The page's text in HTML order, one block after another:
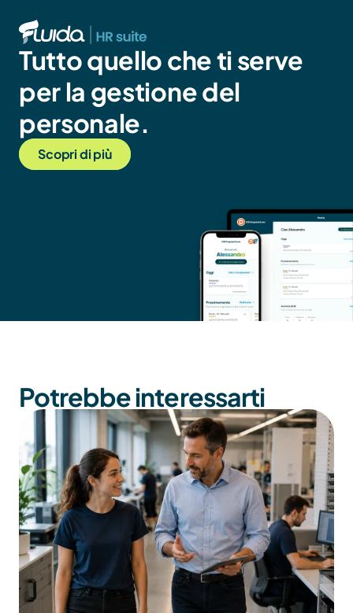
Tutto quello che ti serve
per la gestione del
personale.
Scopri di più
Potrebbe interessarti